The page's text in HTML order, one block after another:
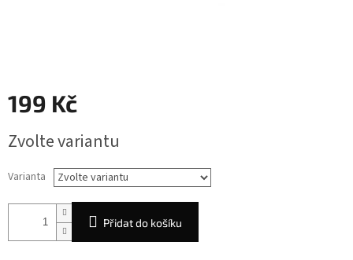
199 Kč
cena:
Zvolte variantu
Varianta
Přidat do košíku